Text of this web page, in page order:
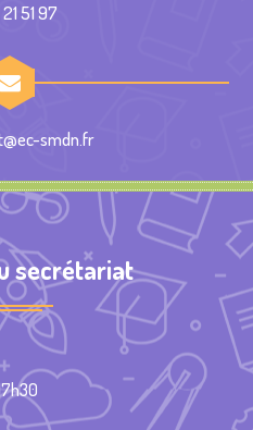
51 97
smdn.fr
secrétariat